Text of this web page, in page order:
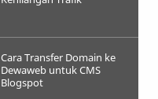
Cara Transfer Domain ke
Dewaweb untuk CMS
Blogspot